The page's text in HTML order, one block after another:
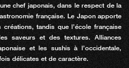
chef japonais, dans le respect de la
française. Le Japon apporte
tandis que l’école française
saveurs et des textures. Alliances
et les sushis à l’occidentale,
délicates et de caractère.